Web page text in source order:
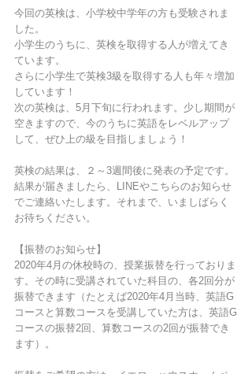
今回の英検は、小学校中学年の方も受験されま
した。
小学生のうちに、英検を取得する人が増えてき
ています。
さらに小学生で英検3級を取得する人も年々増加
しています！
次の英検は、5月下旬に行われます。少し期間が
空きますので、今のうちに英語をレベルアップ
して、ぜひ上の級を目指しましょう！
英検の結果は、２～3週間後に発表の予定です。
結果が届きましたら、LINEやこちらのお知らせ
でご連絡いたします。それまで、いましばらく
お待ちください。
【振替のお知らせ】
2020年4月の休校時の、授業振替を行っておりま
す。その時に受講されていた科目の、各2回分が
振替できます（たとえば2020年4月当時、英語G
コースと算数コースを受講していた方は、英語G
コースの振替2回、算数コースの2回が振替でき
ます）。